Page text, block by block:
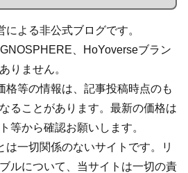
よる非公式ブログです。
、HoYoverseブラン
りません。
格等の情報は、記事投稿時点のも
ることがあります。最新の価格は
等から確認お願いします。
は一切関係のないサイトです。リ
ルについて、当サイトは一切の責